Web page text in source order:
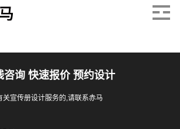
咨询 快速报价 预约设计
关宣传册设计服务的,请联系赤马